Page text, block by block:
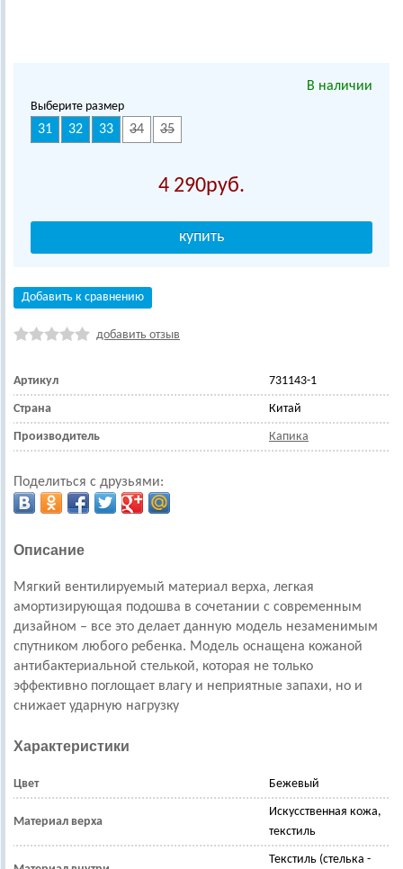
В наличии
Выберите размер
31 32 33 34 35
4 290
Добавить к сравнению
добавить отзыв
Артикул 731143-1
Страна Китай
Производитель Капика
Поделиться с друзьями:
Описание
Мягкий вентилируемый материал верха, легкая
амортизирующая подошва в сочетании с современным
дизайном – все это делает данную модель незаменимым
спутником любого ребенка. Модель оснащена кожаной
антибактериальной стелькой, которая не только
эффективно поглощает влагу и неприятные запахи, но и
снижает ударную нагрузку
Характеристики
Цвет Бежевый
Материал верха
Искусственная кожа,
текстиль
Текстиль (стелька -